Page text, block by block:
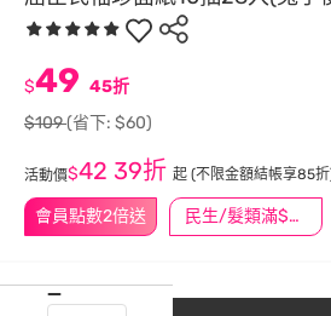
會員點數2倍送 民生/髮類滿$388送舒潔冰巾
$49 45折
$109(省下: $60)
活動價$42 39折 起 (不限金額結帳享85